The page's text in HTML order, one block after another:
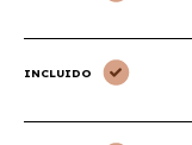
INCLUIDO